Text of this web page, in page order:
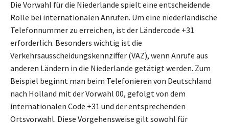
Die Vorwahl für die Niederlande spielt eine entscheidende
Rolle bei internationalen Anrufen. Um eine niederländische
Telefonnummer zu erreichen, ist der Ländercode +31
erforderlich. Besonders wichtig ist die
Verkehrsausscheidungskennziffer (VAZ), wenn Anrufe aus
anderen Ländern in die Niederlande getätigt werden. Zum
Beispiel beginnt man beim Telefonieren von Deutschland
nach Holland mit der Vorwahl 00, gefolgt von dem
internationalen Code +31 und der entsprechenden
Ortsvorwahl. Diese Vorgehensweise gilt sowohl für